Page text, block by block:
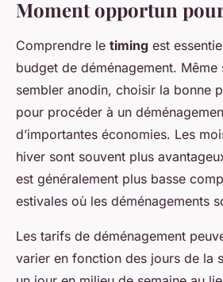
Moment opportun
Comprendre le timing est
budget de déménagement. Même
sembler anodin, choisir la bonne
pour procéder à un
d’importantes économies. Les
hiver sont souvent plus
est généralement plus basse
estivales où les déménagements
Les tarifs de déménagement
varier en fonction des jours de la